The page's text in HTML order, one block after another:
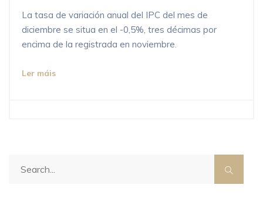
La tasa de variación anual del IPC del mes de
diciembre se situa en el -0,5%, tres décimas por
encima de la registrada en noviembre.
Ler máis